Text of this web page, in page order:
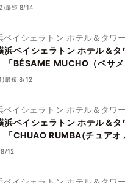
最短 8/14
ベイシェラトン ホテル＆タワ
浜ベイシェラトン ホテル＆タ
「BÉSAME MUCHO（ベサメ
）」※5ピース
最短 8/12
ベイシェラトン ホテル＆タワ
浜ベイシェラトン ホテル＆タ
「CHUAO RUMBA(チュアオ
※4 ピース
8/12